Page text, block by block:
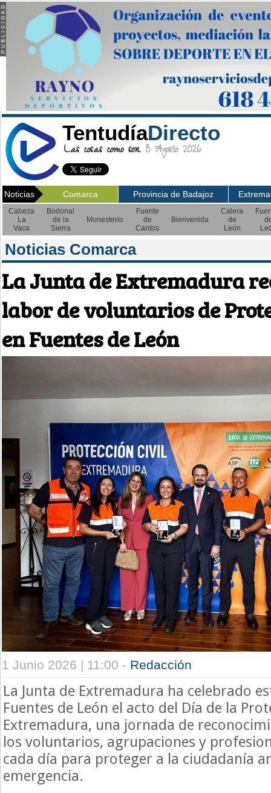
TentudíaDirecto
Las cosas como son. 8 Agosto 2026
Noticias Comarca Provincia de Badajoz
Cabeza
La
Vaca
Bodonal
de la
Sierra
Monesterio
Fuente
de
Cantos
Bienvenida
Calera
de
León
Noticias Comarca
La Junta de Extremadura
labor de voluntarios de
en Fuentes de León
1 Junio 2026 | 11:00 - Redacción
La Junta de Extremadura ha celebrado
Fuentes de León el acto del Día de la
Extremadura, una jornada de
los voluntarios, agrupaciones y
cada día para proteger a la ciudadanía
emergencia.